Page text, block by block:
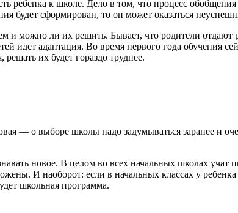
ребенка к школе. Дело в том, что процесс
будет сформирован, то он может оказаться
и можно ли их решить. Бывает, что родители отдают
идет адаптация. Во время первого года обучения
их будет гораздо труднее.
— о выборе школы надо задумываться заранее и
новое. В целом во всех начальных школах учат
И наоборот: если в начальных классах у
школьная программа.